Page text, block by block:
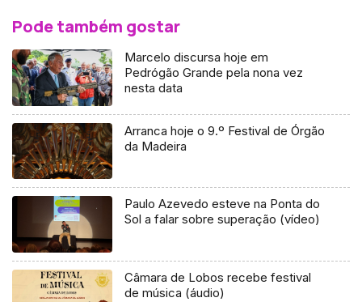
Pode também gostar
Marcelo discursa hoje em
Pedrógão Grande pela nona vez
nesta data
Arranca hoje o 9.º Festival de Órgão
da Madeira
Paulo Azevedo esteve na Ponta do
Sol a falar sobre superação (vídeo)
Câmara de Lobos recebe festival
de música (áudio)